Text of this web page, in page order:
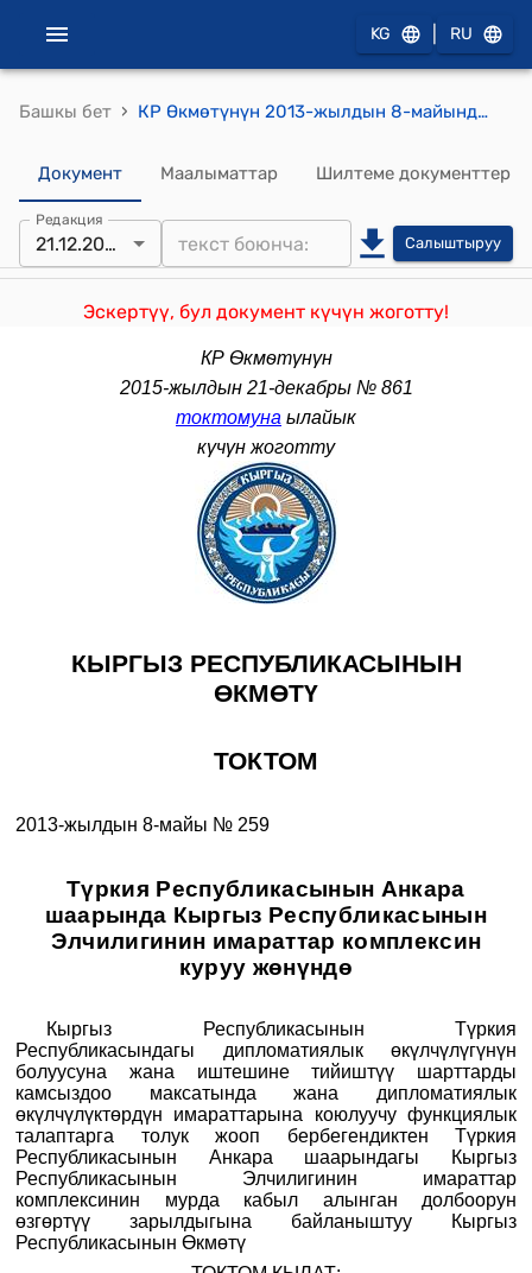
KG RU
Башкы бет › КР Өкмөтүнүн 2013-жылдын 8-майындагы № 259 "Түркия Республикасынын Анкара шаарында Кыргыз Республикасынын Элчилигинин имараттар комплексин куруу жөнүндө" токтому
Документ Маалыматтар Шилтеме документтер
Редакция
21.12.2015 Салыштыруу
Эскертүү, бул документ күчүн жоготту!